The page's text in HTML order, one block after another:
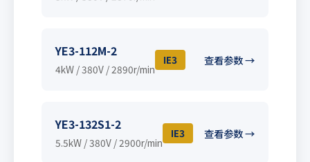
YE3-112M-2
4kW / 380V / 2890r/min
IE3 查看参数 →
YE3-132S1-2
5.5kW / 380V / 2900r/min
IE3 查看参数 →